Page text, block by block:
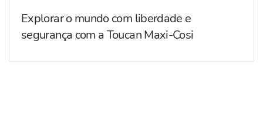
Explorar o mundo com liberdade e
segurança com a Toucan Maxi-Cosi